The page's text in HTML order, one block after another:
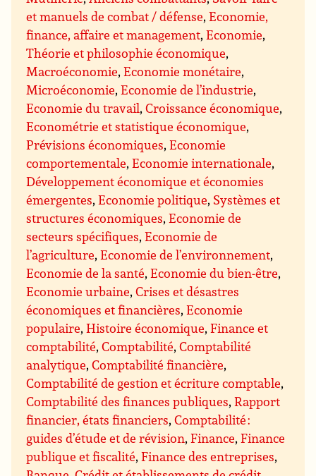
et manuels de combat / défense,Economie,
finance, affaire et management,Economie,
Théorie et philosophie économique,
Macroéconomie,Economie monétaire,
Microéconomie,Economie de l’industrie,
Economie du travail,Croissance économique,
Econométrie et statistique économique,
Prévisions économiques,Economie
comportementale,Economie internationale,
Développement économique et économies
émergentes,Economie politique, Systèmes et
structures économiques,Economie de
secteurs spécifiques,Economie de
l’agriculture,Economie de l’environnement,
Economie de la santé,Economie du bien-être,
Economie urbaine,Crises et désastres
économiques et financières,Economie
populaire,Histoire économique,Finance et
comptabilité,Comptabilité,Comptabilité
analytique,Comptabilité financière,
Comptabilité de gestion et écriture comptable,
Comptabilité des finances publiques,Rapport
financier, états financiers,Comptabilité :
guides d’étude et de révision,Finance,Finance
publique et fiscalité,Finance des entreprises,